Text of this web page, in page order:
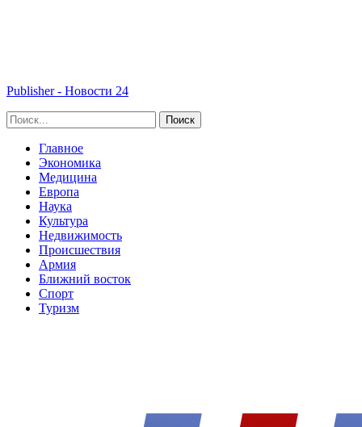
Publisher - Новости 24
Главное
Экономика
Медицина
Европа
Наука
Культура
Недвижимость
Происшествия
Армия
Ближний восток
Спорт
Туризм